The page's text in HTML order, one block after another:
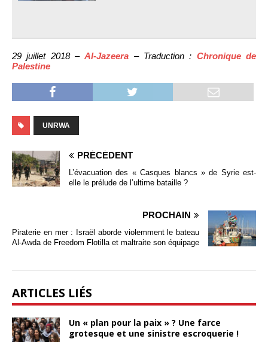
29 juillet 2018 –Al-Jazeera – Traduction : Chronique de
Palestine
UNRWA
PRÉCÉDENT
L’évacuation des « Casques blancs » de Syrie est-
elle le prélude de l’ultime bataille ?
PROCHAIN
Piraterie en mer : Israël aborde violemment le bateau
Al-Awda de Freedom Flotilla et maltraite son équipage
ARTICLES LIÉS
Un « plan pour la paix » ? Une farce
grotesque et une sinistre escroquerie !